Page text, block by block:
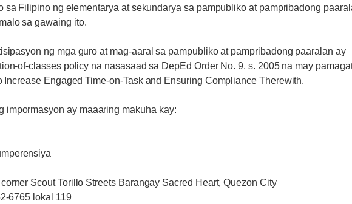
sa Filipino ng elementarya at sekundarya sa pampubliko at pampribadong
sa gawaing ito.
ng mga guro at mag-aaral sa pampubliko at pampribadong paaralan ay
of-classes policy na nasasaad sa DepEd Order No. 9, s. 2005 na may
Increase Engaged Time-on-Task and Ensuring Compliance Therewith.
impormasyon ay maaaring makuha kay:
Scout Torillo Streets Barangay Sacred Heart, Quezon City
6765 lokal 119